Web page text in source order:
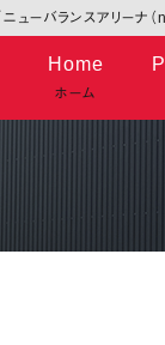
ューバランスアリーナ
Home
ホーム